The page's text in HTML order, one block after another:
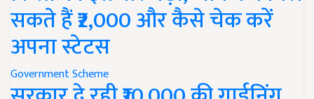
सकते हैं ₹2,000 और कैसे चेक करें
अपना स्टेटस
Government Scheme